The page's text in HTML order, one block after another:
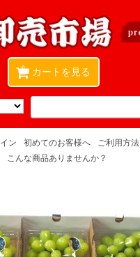
カートを見る
0
ン 初めてのお客様へ ご利用方法
こんな商品ありませんか？